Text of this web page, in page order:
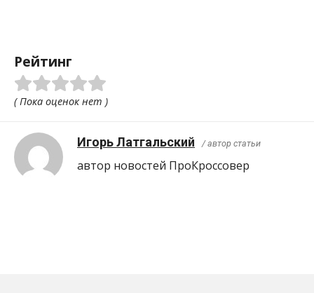
Рейтинг
( Пока оценок нет )
Игорь Латгальский / автор статьи
автор новостей ПроКроcсовер